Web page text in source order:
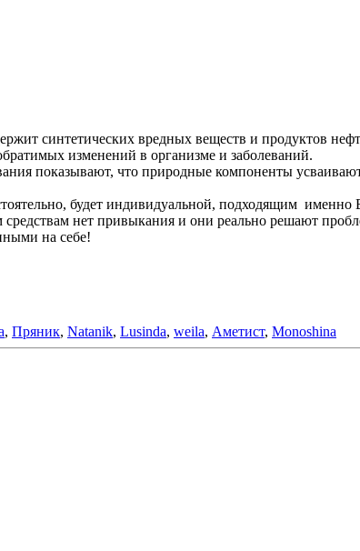
синтетических вредных веществ и продуктов
изменений в организме и заболеваний.
показывают, что природные компоненты
будет индивидуальной, подходящим именно
нет привыкания и они реально решают
на себе!
, Пряник, Natanik, Lusinda, weila, Аметист, Monoshina